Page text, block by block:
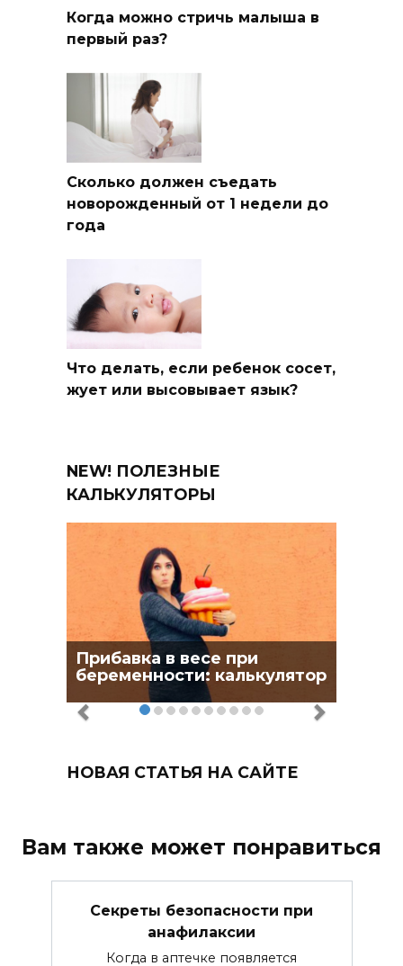
Когда можно стричь малыша в
первый раз?
Сколько должен съедать
новорожденный от 1 недели до
года
Что делать, если ребенок сосет,
жует или высовывает язык?
NEW! ПОЛЕЗНЫЕ
КАЛЬКУЛЯТОРЫ
Прибавка в весе при
беременности: калькулятор
НОВАЯ СТАТЬЯ НА САЙТЕ
Вам также может понравиться
Секреты безопасности при
анафилаксии
Когда в аптечке появляется